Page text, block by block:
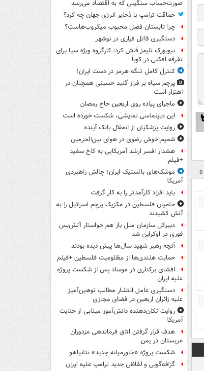
صورت‌حساب سنگینی که به اقتصاد می‌رسد
حماقت ترامپ با ذخایر انرژی جهان چه کرد؟
چرا تابستان فصل محبوب میکروب‌هاست؟
دستگیری قاتل فراری در نوشهر
نیویورک تایمز فاش کرد: کارگروه ویژه سیا برای
تفرقه افکنی در کوبا
کنترل کامل تنگه هرمز در دست ایران!
پرچم سیاه بر فراز گنبد حسینی همچنان در
اهتزاز است
ماجرای پیاده روی اربعین حاج رمضان
این دیپلماسی نمایشی، شکست خورده است
روایت پزشکیان از انحلال بانک آینده
شمیم خوش رضوی در هوای بین‌الحرمین
هشدار افسر ارشد آمریکایی به کاخ سفید
+فیلم
موشک‌های بالستیک ایران؛ چالش راهبردی
آمریکا
باید افراد کارآمدتر را به کار گرفت
حامیان فلسطین در مکزیک پرچم اسرائیل را به
آتش کشیدند
دبیرکل سازمان ملل باز هم خواستار آتش‌بس
فوری در اوکراین شد
آنچه رهبر شهید سال‌ها پیش دیده بودند
حمایت هلندی‌ها از مظلومیت فلسطین +فیلم
افشای برکناری در موساد پس از شکست پروژه
علیه ایران
دستگیری عامل انتشار مطالب توهین‌آمیز
علیه زائران اربعین در فضای مجازی
روایت تکان‌دهنده دانش‌آموز مینابی از جنایت
آمریکا
هدف قرار گرفتن اتاق‌ فرماندهی مزدوران
عربستان در یمن
شکست پروژه «خاورمیانه جدید» نتانیاهو
گزافه‌گویی و لفاظی جدید ترامپ علیه ایران